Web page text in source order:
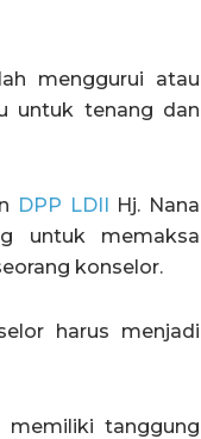
menggurui atau
untuk tenang dan
DPP LDII Hj. Nana
untuk memaksa
konselor.
harus menjadi
memiliki tanggung